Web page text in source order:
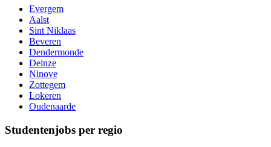
Evergem
Aalst
Sint Niklaas
Beveren
Dendermonde
Deinze
Ninove
Zottegem
Lokeren
Oudenaarde
Studentenjobs per regio